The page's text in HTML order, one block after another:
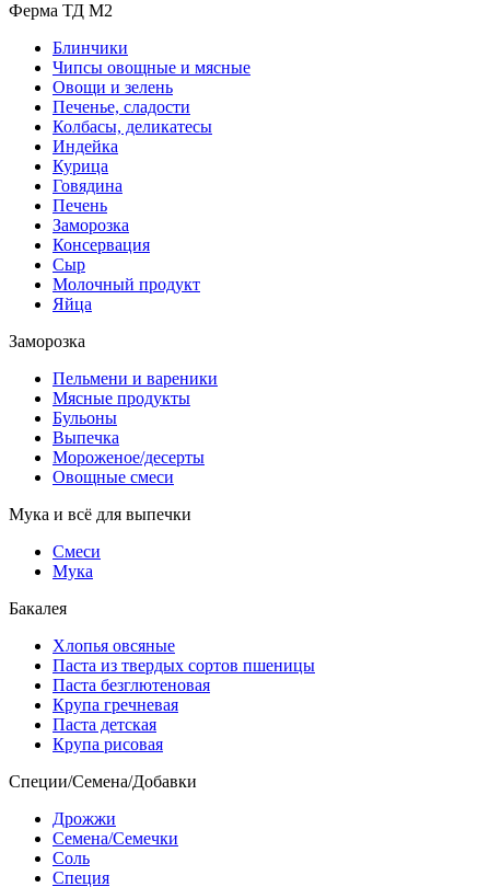
Ферма ТД М2
Блинчики
Чипсы овощные и мясные
Овощи и зелень
Печенье, сладости
Колбасы, деликатесы
Индейка
Курица
Говядина
Печень
Заморозка
Консервация
Сыр
Молочный продукт
Яйца
Заморозка
Пельмени и вареники
Мясные продукты
Бульоны
Выпечка
Мороженое/десерты
Овощные смеси
Мука и всё для выпечки
Смеси
Мука
Бакалея
Хлопья овсяные
Паста из твердых сортов пшеницы
Паста безглютеновая
Крупа гречневая
Паста детская
Крупа рисовая
Специи/Семена/Добавки
Дрожжи
Семена/Семечки
Соль
Специя